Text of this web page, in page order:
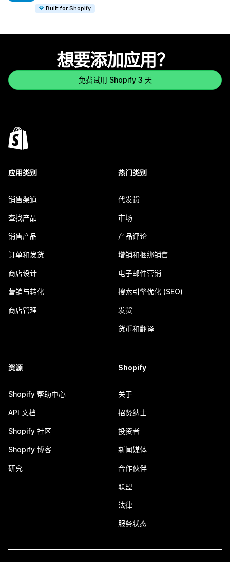
Built for Shopify
想要添加应用？
免费试用 Shopify 3 天
应用类别
销售渠道
查找产品
销售产品
订单和发货
商店设计
营销与转化
商店管理
热门类别
代发货
市场
产品评论
增销和捆绑销售
电子邮件营销
搜索引擎优化 (SEO)
发货
货币和翻译
资源
Shopify 帮助中心
API 文档
Shopify 社区
Shopify 博客
研究
Shopify
关于
招贤纳士
投资者
新闻媒体
合作伙伴
联盟
法律
服务状态